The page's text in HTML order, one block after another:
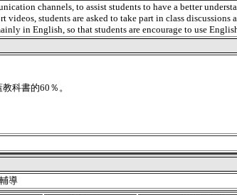
channels, to assist students to have a better
videos, students are asked to take part in class discussions
in English, so that students are encourage to use
科書的60％。
導